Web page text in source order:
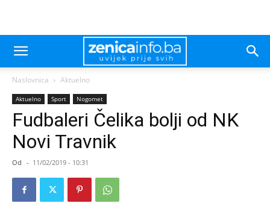
Naslovnica Aktuelno
Aktuelno Sport Nogomet
Fudbaleri Čelika bolji od NK
Novi Travnik
Od - 11/02/2019 - 10:31